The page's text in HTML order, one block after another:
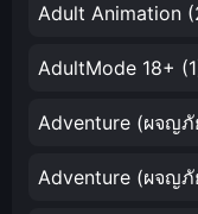
Adult Animation
AdultMode 18+
Adventure (ผจญภั
Adventure (ผจญภั